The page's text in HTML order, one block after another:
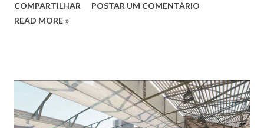
Vamos às informações de seu site : Bailarina e professora
Esteve na Índia aprofundando seus estudos neste estilo
além de partir para pesquisa e vivência das danças
COMPARTILHAR
POSTAR UM COMENTÁRIO
READ MORE »